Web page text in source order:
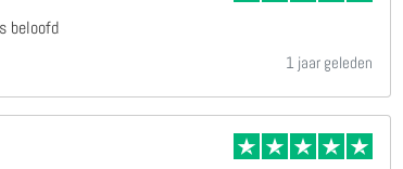
beloofd
1 jaar geleden
is zeer
!Helemaal geweldig !!Ik had nog
gemaikd met het bedrijf en kreeg snel
reactie !!Super
C Weber